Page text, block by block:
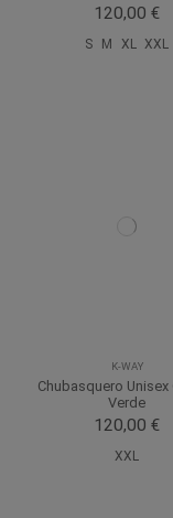
120,00 €
S M XL XXL
K-WAY
Chubasquero Unisex
Verde
120,00 €
XXL